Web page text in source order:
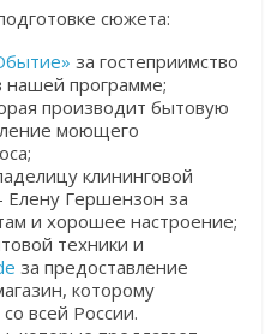
сюжета:
за гостеприимство
нашей программе;
производит бытовую
моющего
клининговой
Гершензон за
и хорошее настроение;
техники и
за предоставление
которому
всей России.